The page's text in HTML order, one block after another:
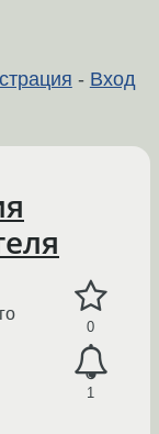
- Вход
0
1